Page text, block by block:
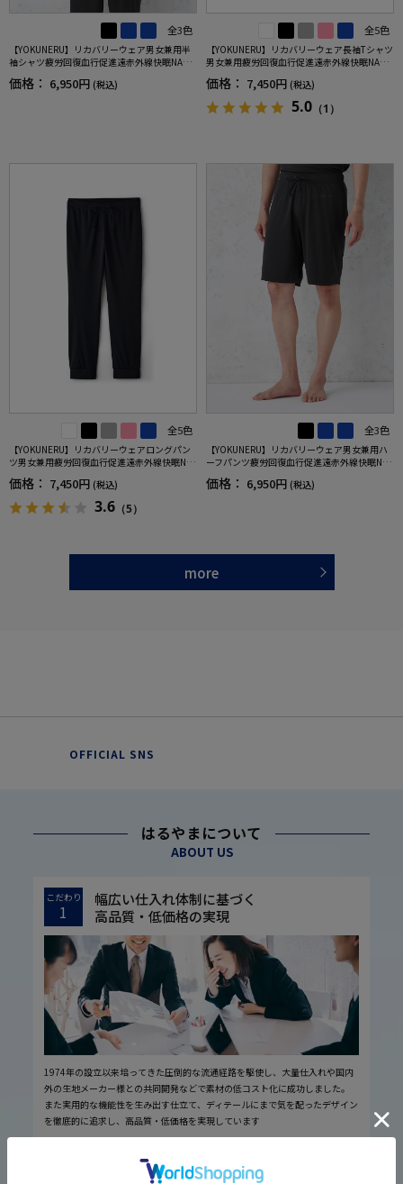
全3色
【YOKUNERU】リカバリーウェア男女兼用半
袖シャツ疲労回復血行促進遠赤外線快眠NANO
MIX(R)【一般医療機器】SS～LLサイズ
価格： 6,950円 (税込)
全5色
【YOKUNERU】リカバリーウェア長袖Tシャツ
男女兼用疲労回復血行促進遠赤外線快眠NANO
MIX(R)【一般医療機器】SS～LLサイズ
価格： 7,450円 (税込)
5.0 （1）
全5色
【YOKUNERU】リカバリーウェアロングパン
ツ男女兼用疲労回復血行促進遠赤外線快眠NA
NOMIX(R)【一般医療機器】SS～LLサイズ
価格： 7,450円 (税込)
3.6 （5）
全3色
【YOKUNERU】リカバリーウェア男女兼用ハ
ーフパンツ疲労回復血行促進遠赤外線快眠NA
NOMIX(R)【一般医療機器】SS～LLサイズ
価格： 6,950円 (税込)
more
OFFICIAL SNS
はるやまについて
ABOUT US
こだわり
1
幅広い仕入れ体制に基づく
高品質・低価格の実現
1974年の設立以来培ってきた圧倒的な流通経路を駆使し、大量仕入れや国内
外の生地メーカー様との共同開発などで素材の低コスト化に成功しました。
また実用的な機能性を生み出す仕立て、ディテールにまで気を配ったデザイン
を徹底的に追求し、高品質・低価格を実現しています
厳しい品質管理体制に基づく